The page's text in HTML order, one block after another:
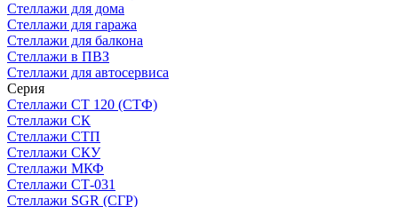
Стеллажи для дома
Стеллажи для гаража
Стеллажи для балкона
Стеллажи в ПВЗ
Стеллажи для автосервиса
Серия
Стеллажи СТ 120 (СТФ)
Стеллажи СК
Стеллажи СТП
Стеллажи СКУ
Стеллажи МКФ
Стеллажи СТ-031
Стеллажи SGR (СГР)